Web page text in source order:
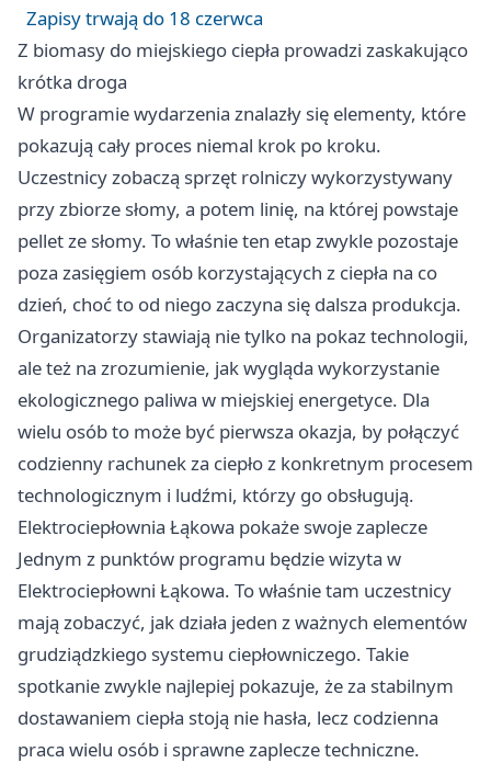
Zapisy trwają do 18 czerwca
Z biomasy do miejskiego ciepła prowadzi zaskakująco
krótka droga
W programie wydarzenia znalazły się elementy, które
pokazują cały proces niemal krok po kroku.
Uczestnicy zobaczą sprzęt rolniczy wykorzystywany
przy zbiorze słomy, a potem linię, na której powstaje
pellet ze słomy. To właśnie ten etap zwykle pozostaje
poza zasięgiem osób korzystających z ciepła na co
dzień, choć to od niego zaczyna się dalsza produkcja.
Organizatorzy stawiają nie tylko na pokaz technologii,
ale też na zrozumienie, jak wygląda wykorzystanie
ekologicznego paliwa w miejskiej energetyce. Dla
wielu osób to może być pierwsza okazja, by połączyć
codzienny rachunek za ciepło z konkretnym procesem
technologicznym i ludźmi, którzy go obsługują.
Elektrociepłownia Łąkowa pokaże swoje zaplecze
Jednym z punktów programu będzie wizyta w
Elektrociepłowni Łąkowa. To właśnie tam uczestnicy
mają zobaczyć, jak działa jeden z ważnych elementów
grudziądzkiego systemu ciepłowniczego. Takie
spotkanie zwykle najlepiej pokazuje, że za stabilnym
dostawaniem ciepła stoją nie hasła, lecz codzienna
praca wielu osób i sprawne zaplecze techniczne.